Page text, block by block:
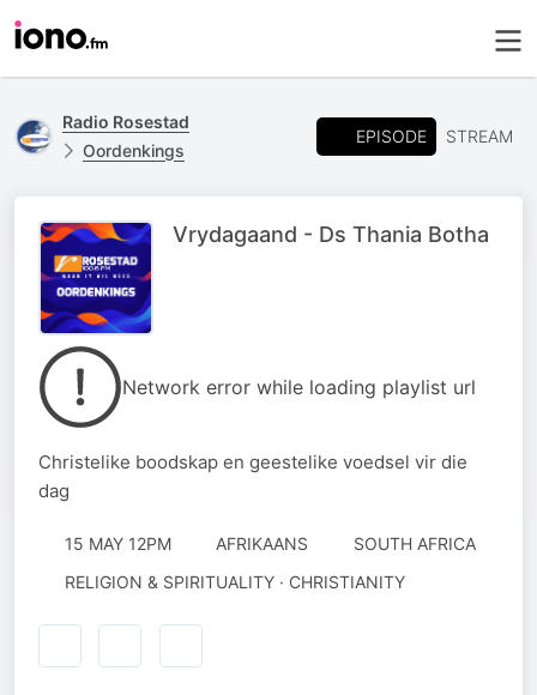
Radio Rosestad
Oordenkings
EPISODE STREAM
Vrydagaand - Ds Thania Botha
Network error while loading playlist url
Christelike boodskap en geestelike voedsel vir die
dag
15 MAY 12PM AFRIKAANS
SOUTH AFRICA
RELIGION & SPIRITUALITY · CHRISTIANITY